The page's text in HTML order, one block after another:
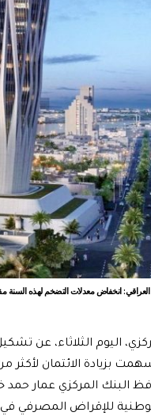
العراقي: انخفاض معدلات التضخم لهذه السنة
اليوم الثلاثاء، عن
الائتمان لأكثر من 7 تريليونات
البنك المركزي عمار حمد